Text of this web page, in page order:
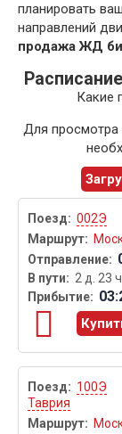
планировать
направлений
продажа ЖД
Какие
Для просмотра
002Э
2 д. 23
100Э
Таврия